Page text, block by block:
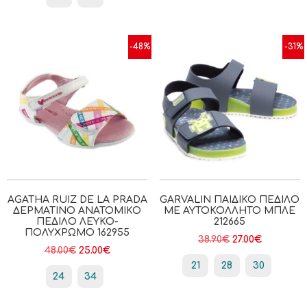
-48%
AGATHA RUIZ DE LA PRADA
ΔΕΡΜΆΤΙΝΟ ΑΝΑΤΟΜΙΚΌ
ΠΈΔΙΛΟ ΛΕΥΚΌ-
ΠΟΛΎΧΡΩΜΟ 162955
48.00€ 25.00€
24 34
-31%
GARVALIN ΠΑΙΔΙΚΌ ΠΈΔΙΛΟ
ΜΕ ΑΥΤΟΚΌΛΛΗΤΟ ΜΠΛΕ
212665
38.90€ 27.00€
21 28 30